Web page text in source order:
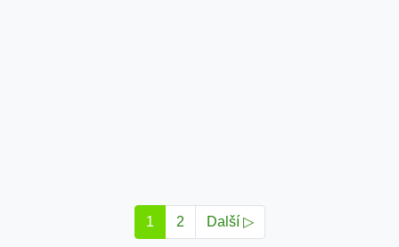
1 2 Další ▷